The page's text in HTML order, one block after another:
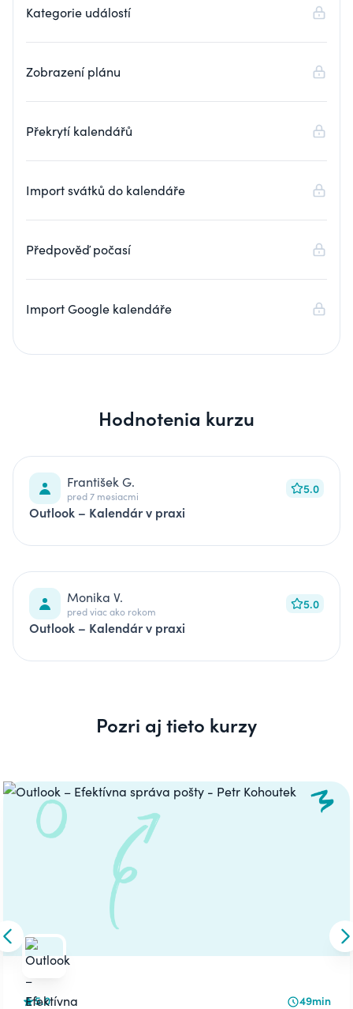
Kategorie událostí
Zobrazení plánu
Překrytí kalendářů
Import svátků do kalendáře
Předpověď počasí
Import Google kalendáře
Hodnotenia kurzu
František G.
pred 7 mesiacmi 5.0
Outlook – Kalendár v praxi
Monika V.
pred viac ako rokom 5.0
Outlook – Kalendár v praxi
Pozri aj tieto kurzy
Carousel
Skip to previous slide
5.0 49min